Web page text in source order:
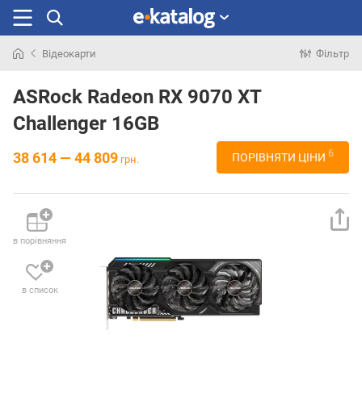
раніше
Відеокарти Фільтр
ASRock Radeon RX 9070 XT
Challenger 16GB
38 614 — 44 809 грн. ПОРІВНЯТИ ЦІНИ 6
в порівняння
в список